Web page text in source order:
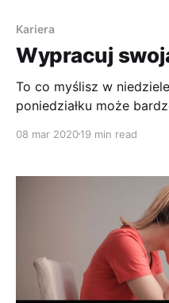
Kariera
Wypracuj
To co myślisz w
poniedziałku może
08 mar 202019 min read